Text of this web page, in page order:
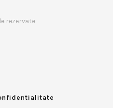
rezervate